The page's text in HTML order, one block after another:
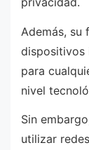
Además,
dispositivos
para
nivel
Sin
utilizar